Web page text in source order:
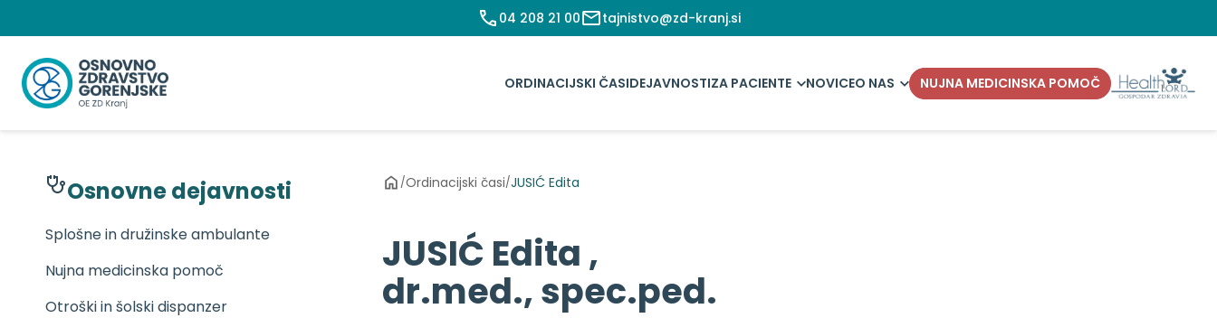
na
vsebino
04 208 21 00 tajnistvo@zd-kranj.si
ORDINACIJSKI ČASIDEJAVNOSTIZA PACIENTE NOVICEO NAS NUJNA MEDICINSKA POMOČ
/Ordinacijski časi/JUSIĆ Edita
JUSIĆ Edita ,
dr.med., spec.ped.
Osnovne dejavnosti
Splošne in družinske ambulante
Nujna medicinska pomoč
Otroški in šolski dispanzer